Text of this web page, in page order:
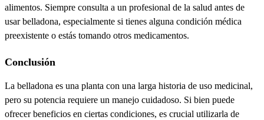
alimentos. Siempre consulta a un profesional de la salud antes de
usar belladona, especialmente si tienes alguna condición médica
preexistente o estás tomando otros medicamentos.
Conclusión
La belladona es una planta con una larga historia de uso medicinal,
pero su potencia requiere un manejo cuidadoso. Si bien puede
ofrecer beneficios en ciertas condiciones, es crucial utilizarla de